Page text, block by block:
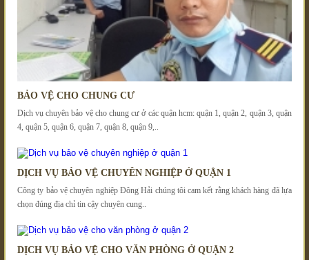
BẢO VỆ CHO CHUNG CƯ
Dịch vụ chuyên bảo vệ cho chung cư ở các quận hcm: quận 1, quận 2, quận 3, quận
4, quận 5, quận 6, quận 7, quận 8, quận 9,..
DỊCH VỤ BẢO VỆ CHUYÊN NGHIỆP Ở QUẬN 1
Công ty bảo vệ chuyên nghiệp Đông Hải chúng tôi cam kết rằng khách hàng đã lựa
chọn đúng địa chỉ tin cậy chuyên cung..
DỊCH VỤ BẢO VỆ CHO VĂN PHÒNG Ở QUẬN 2